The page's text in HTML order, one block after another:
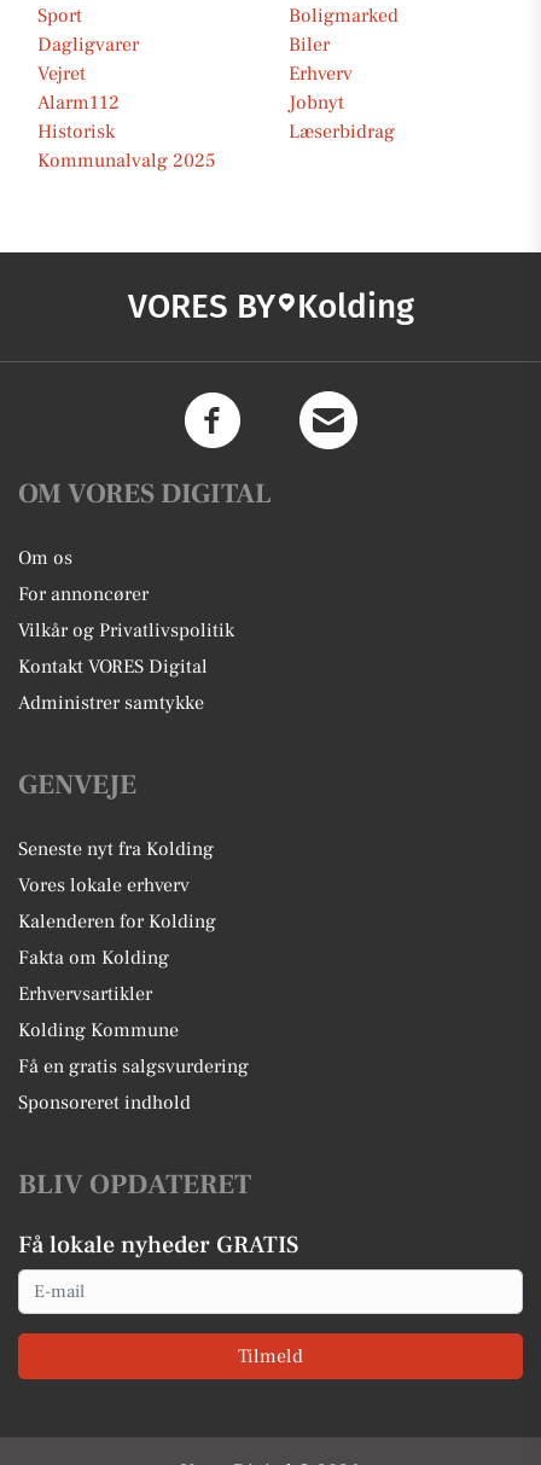
Sport
Boligmarked
Dagligvarer
Biler
Vejret
Erhverv
Alarm112
Jobnyt
Historisk
Læserbidrag
Kommunalvalg 2025
VORES BY Kolding
OM VORES DIGITAL
Om os
For annoncører
Vilkår og Privatlivspolitik
Kontakt VORES Digital
Administrer samtykke
GENVEJE
Seneste nyt fra Kolding
Vores lokale erhverv
Kalenderen for Kolding
Fakta om Kolding
Erhvervsartikler
Kolding Kommune
Få en gratis salgsvurdering
Sponsoreret indhold
BLIV OPDATERET
Få lokale nyheder GRATIS
Email
Tilmeld